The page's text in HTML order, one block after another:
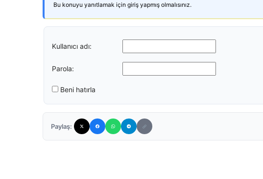
Bu konuyu yanıtlamak için giriş yapmış olmalısınız.
Kullanıcı adı:
Parola:
Beni hatırla
Paylaş: